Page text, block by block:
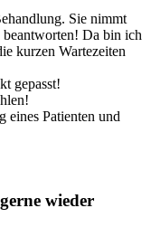
Sie nimmt
Da bin ich
kurzen Wartezeiten
gepasst!
eines Patienten und
wieder